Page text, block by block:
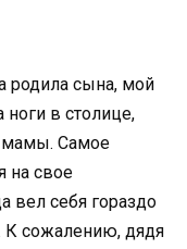
родила сына, мой
в столице,
мамы. Самое
на свое
вел себя гораздо
К сожалению, дядя